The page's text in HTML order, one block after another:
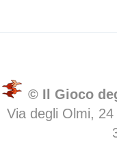
© Il Gioco
Via degli Olmi,